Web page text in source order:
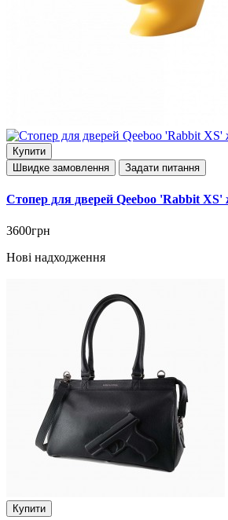
Купити
Швидке замовлення
Задати питання
Стопер для дверей Qeeboo 'Rabbit XS'
3600грн
Нові надходження
Купити